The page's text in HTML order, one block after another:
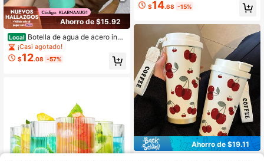
Ahorro de $15.92
Local Botella de agua de acero inox
idable de 710 ml con pajita para de
portes, viajes y escuela. Mantiene e
l agua caliente durante más de 24 h
¡Casi agotado!
$12.08 -57%
de negocios del Medio Oriente, rec
de negocios, juego de tazas de agu
a de estilo musulmán
$14.68 -15%
Ahorro de $19.11